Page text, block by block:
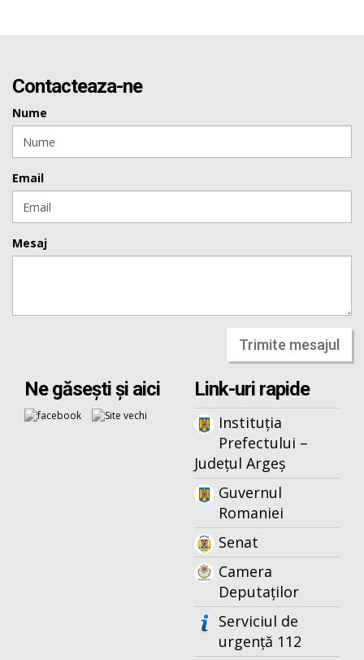
Contacteaza-ne
Nume
Email
Mesaj
Trimite mesajul
Ne găsești și aici Link-uri rapide
Instituția
Prefectului –
Județul Argeș
Guvernul
Romaniei
Senat
Camera
Deputaților
Serviciul de
urgență 112